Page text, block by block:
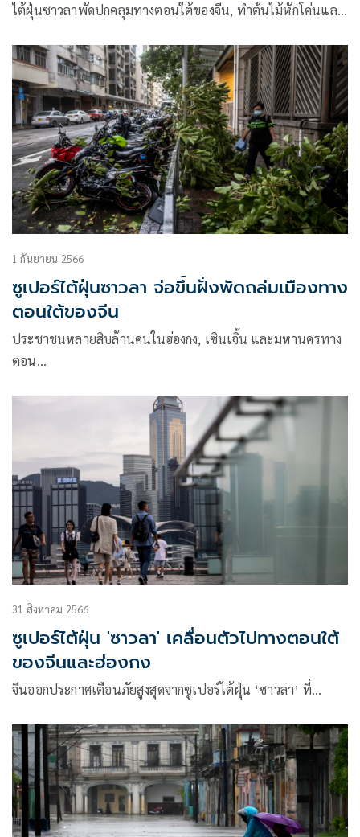
ไต้ฝุ่นซาวลาพัดปกคลุมทางตอนใต้ของจีน, ทำต้นไม้หักโค่นแล…
1 กันยายน 2566
ซูเปอร์ไต้ฝุ่นซาวลา จ่อขึ้นฝั่งพัดถล่มเมืองทาง
ตอนใต้ของจีน
ประชาชนหลายสิบล้านคนในฮ่องกง, เซินเจิ้น และมหานครทาง
ตอน…
31 สิงหาคม 2566
ซูเปอร์ไต้ฝุ่น 'ซาวลา' เคลื่อนตัวไปทางตอนใต้
ของจีนและฮ่องกง
จีนออกประกาศเตือนภัยสูงสุดจากซูเปอร์ไต้ฝุ่น ‘ซาวลา’ ที่…